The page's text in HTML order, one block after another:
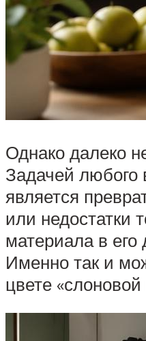
Однако далеко
Задачей любого
является
или недостатки
материала в его
Именно так и
цвете «слоновой